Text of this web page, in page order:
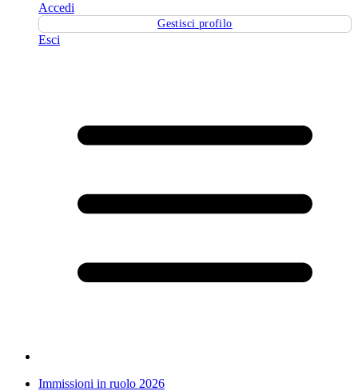
Accedi
Gestisci profilo
Esci
Immissioni in ruolo 2026